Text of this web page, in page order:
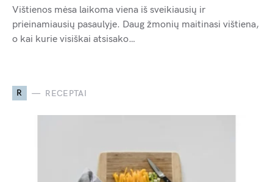
Vištienos mėsa laikoma viena iš sveikiausių ir
prieinamiausių pasaulyje. Daug žmonių maitinasi vištiena,
o kai kurie visiškai atsisako…
R RECEPTAI